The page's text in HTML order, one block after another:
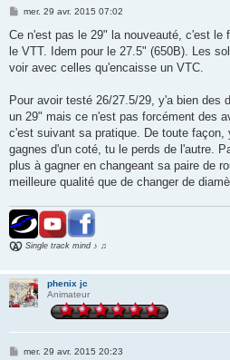
M
s
a
g
mer. 29 avr. 2015 07:02
Ce n'est pas le 29" la nouveauté, c'est le
le VTT. Idem pour le 27.5" (650B). Les
voir avec celles qu'encaisse un VTC.
Pour avoir testé 26/27.5/29, y'a bien des
un 29" mais ce n'est pas forcément des
c'est suivant sa pratique. De toute
gagnes d'un coté, tu le perds de l'autre.
plus à gagner en changeant sa paire de
meilleure qualité que de changer de
Single track mind ♪ ♫
phenix jc
Animateur
Mmer. 29 avr. 2015 20:23